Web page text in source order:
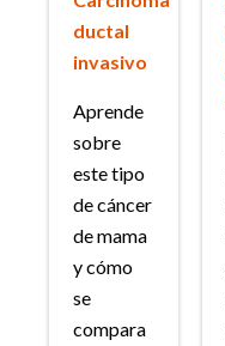
ductal
invasivo
Aprende
sobre
este tipo
de cáncer
de mama
y cómo
se
compara